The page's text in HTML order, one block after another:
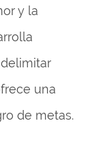
y la
una
de metas.